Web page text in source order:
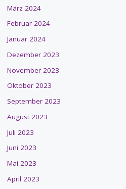
März 2024
Februar 2024
Januar 2024
Dezember 2023
November 2023
Oktober 2023
September 2023
August 2023
Juli 2023
Juni 2023
Mai 2023
April 2023